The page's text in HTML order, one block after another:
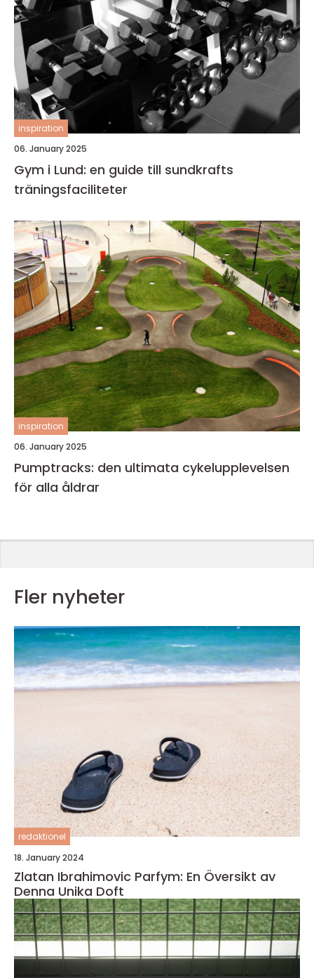
inspiration
06. January 2025
Gym i Lund: en guide till sundkrafts
träningsfaciliteter
inspiration
06. January 2025
Pumptracks: den ultimata cykelupplevelsen
för alla åldrar
Fler nyheter
redaktionel
18. January 2024
Zlatan Ibrahimovic Parfym: En Översikt av
Denna Unika Doft